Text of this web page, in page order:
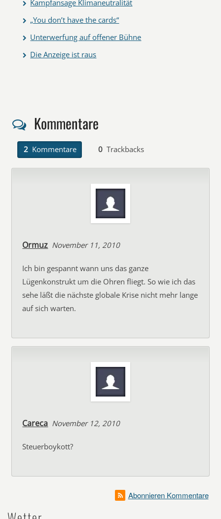
Kampfansage Klimaneutralität
„You don’t have the cards“
Unterwerfung auf offener Bühne
Die Anzeige ist raus
Kommentare
2 Kommentare 0 Trackbacks
Ormuz November 11, 2010
Ich bin gespannt wann uns das ganze
Lügenkonstrukt um die Ohren fliegt. So wie ich das
sehe läßt die nächste globale Krise nicht mehr lange
auf sich warten.
Careca November 12, 2010
Steuerboykott?
Abonnieren Kommentare